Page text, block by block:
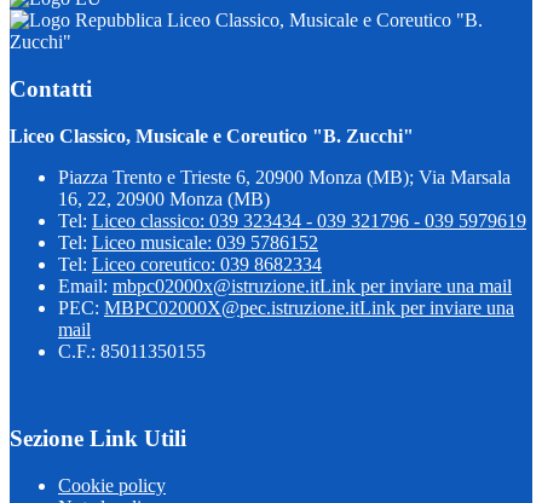
Liceo Classico, Musicale e Coreutico "B.
Zucchi"
Contatti
Liceo Classico, Musicale e Coreutico "B. Zucchi"
Piazza Trento e Trieste 6, 20900 Monza (MB); Via Marsala
16, 22, 20900 Monza (MB)
Tel: Liceo classico: 039 323434 - 039 321796 - 039 5979619
Tel: Liceo musicale: 039 5786152
Tel: Liceo coreutico: 039 8682334
Email: mbpc02000x@istruzione.itLink per inviare una mail
PEC: MBPC02000X@pec.istruzione.itLink per inviare una
mail
C.F.: 85011350155
Sezione Link Utili
Cookie policy